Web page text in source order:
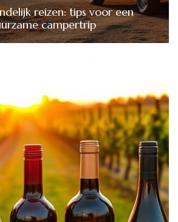
reizen: tips voor een
campertrip